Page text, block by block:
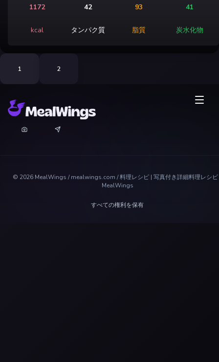
1172
kcal
42
タンパク質
93
脂質
41
炭水化物
1 2
© 2026 MealWings / mealwings.com /料理レシピ | 写真付き詳細料理レシ
MealWings
すべての権利を保有